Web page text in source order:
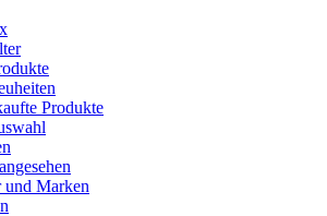
Produkte
und Marken